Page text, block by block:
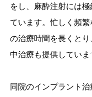
をし、麻酔注射には
ています。忙しく頻
の治療時間を長くと
中治療も提供していま
同院のインプラント